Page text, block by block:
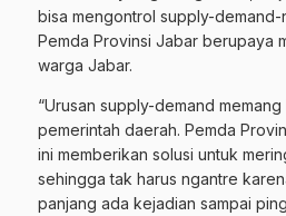
bisa mengontrol supply-demand-
Pemda Provinsi Jabar berupaya
warga Jabar.
“Urusan supply-demand
pemerintah daerah. Pemda
ini memberikan solusi untuk
sehingga tak harus ngantre
panjang ada kejadian sampai